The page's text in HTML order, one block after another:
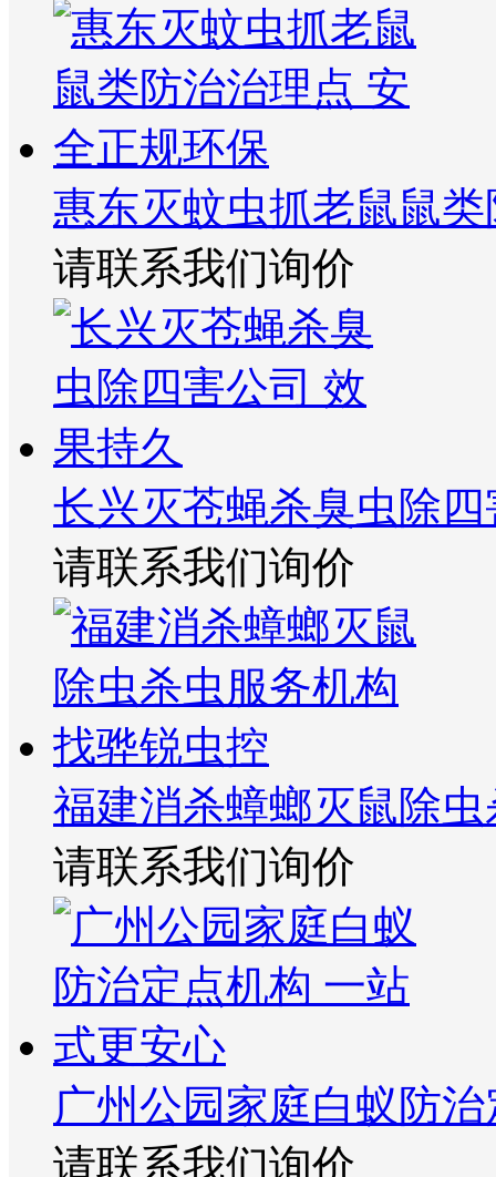
惠东灭蚊虫抓老鼠鼠
请联系我们询价
长兴灭苍蝇杀臭虫除
请联系我们询价
福建消杀蟑螂灭鼠除
请联系我们询价
广州公园家庭白蚁防
请联系我们询价